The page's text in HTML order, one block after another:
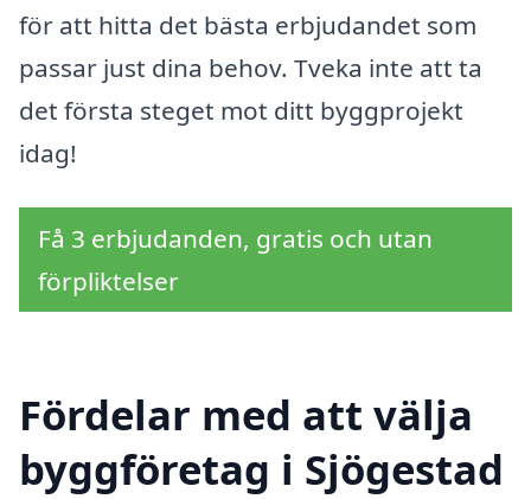
för att hitta det bästa erbjudandet som
passar just dina behov. Tveka inte att ta
det första steget mot ditt byggprojekt
idag!
Få 3 erbjudanden, gratis och utan
förpliktelser
Fördelar med att välja
byggföretag i Sjögestad